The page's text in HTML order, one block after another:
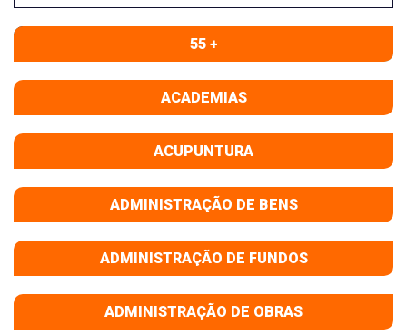
55 +
ACADEMIAS
ACUPUNTURA
ADMINISTRAÇÃO DE BENS
ADMINISTRAÇÃO DE FUNDOS
ADMINISTRAÇÃO DE OBRAS